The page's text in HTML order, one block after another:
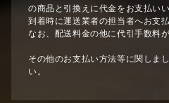
の商品と引換えに代金をお支払い
到着時に運送業者の担当者へお支
なお、配送料金の他に代引手数料
その他のお支払い方法等に関しま
い。